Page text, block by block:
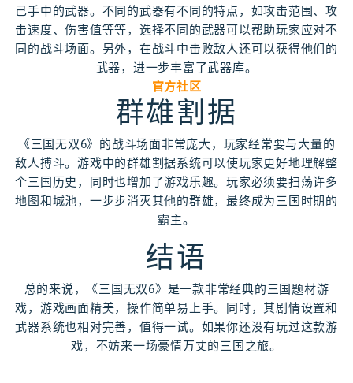
己手中的武器。不同的武器有不同的特点，如攻击范围、攻
击速度、伤害值等等，选择不同的武器可以帮助玩家应对不
同的战斗场面。另外，在战斗中击败敌人还可以获得他们的
武器，进一步丰富了武器库。
官方社区
群雄割据
《三国无双6》的战斗场面非常庞大，玩家经常要与大量的
敌人搏斗。游戏中的群雄割据系统可以使玩家更好地理解整
个三国历史，同时也增加了游戏乐趣。玩家必须要扫荡许多
地图和城池，一步步消灭其他的群雄，最终成为三国时期的
霸主。
结语
总的来说，《三国无双6》是一款非常经典的三国题材游
戏，游戏画面精美，操作简单易上手。同时，其剧情设置和
武器系统也相对完善，值得一试。如果你还没有玩过这款游
戏，不妨来一场豪情万丈的三国之旅。